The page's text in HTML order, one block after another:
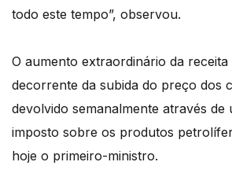
todo este tempo”, observou.
O aumento extraordinário da receita
decorrente da subida do preço dos
devolvido semanalmente através de
imposto sobre os produtos
hoje o primeiro-ministro.